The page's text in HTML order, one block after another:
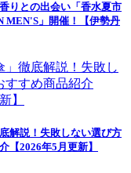
りとの出会い「香水夏市
MEN'S」開催！【伊勢丹
解説！失敗しない選び方
【2026年5月更新】